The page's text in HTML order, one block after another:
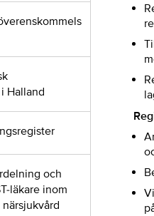
Halland
och
läkare inom